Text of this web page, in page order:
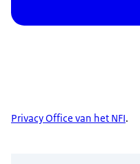
Privacy Office van het NFI.